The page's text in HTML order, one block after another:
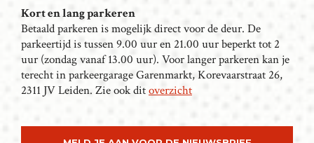
I
E
Kort en lang parkeren
Betaald parkeren is mogelijk direct voor de deur. De
parkeertijd is tussen 9.00 uur en 21.00 uur beperkt tot 2
uur (zondag vanaf 13.00 uur). Voor langer parkeren kan je
terecht in parkeergarage Garenmarkt, Korevaarstraat 26,
2311 JV Leiden. Zie ook ditoverzicht